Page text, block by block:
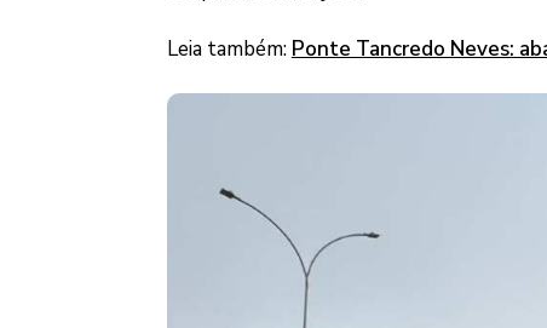
Leia também: Ponte Tancredo Neves: